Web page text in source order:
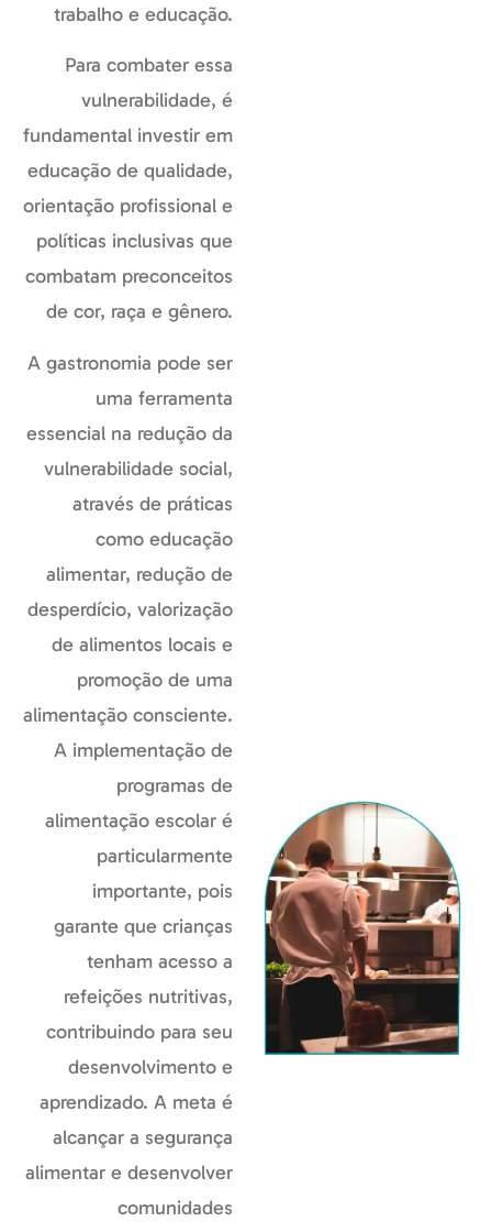
trabalho e educação.
Para combater essa
vulnerabilidade, é
fundamental investir em
educação de qualidade,
orientação profissional e
políticas inclusivas que
combatam preconceitos
de cor, raça e gênero.
A gastronomia pode ser
uma ferramenta
essencial na redução da
vulnerabilidade social,
através de práticas
como educação
alimentar, redução de
desperdício, valorização
de alimentos locais e
promoção de uma
alimentação consciente.
A implementação de
programas de
alimentação escolar é
particularmente
importante, pois
garante que crianças
tenham acesso a
refeições nutritivas,
contribuindo para seu
desenvolvimento e
aprendizado. A meta é
alcançar a segurança
alimentar e desenvolver
comunidades